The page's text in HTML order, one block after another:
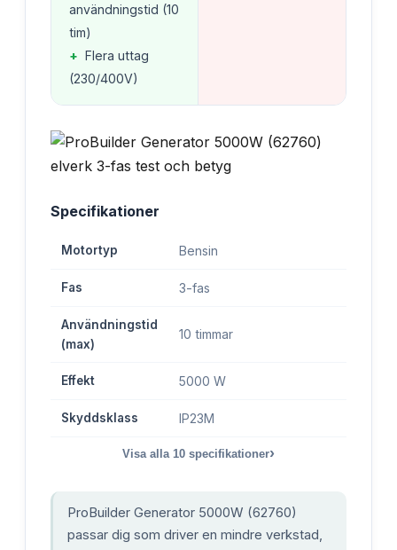
användningstid (10
tim)
+ Flera uttag
(230/400V)
Specifikationer
Motortyp Bensin
Fas 3-fas
Användningstid
(max)
10 timmar
Effekt 5000 W
Skyddsklass IP23M
Visa alla 10 specifikationer›
ProBuilder Generator 5000W (62760)
passar dig som driver en mindre verkstad,